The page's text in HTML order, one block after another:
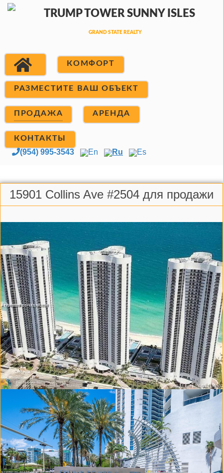
КОМФОРТ
РАЗМЕСТИТЕ ВАШ ОБЪЕКТ
ПРОДАЖА АРЕНДА
КОНТАКТЫ
(954) 995-3543 En Ru Es
15901 Collins Ave #2504 для продажи